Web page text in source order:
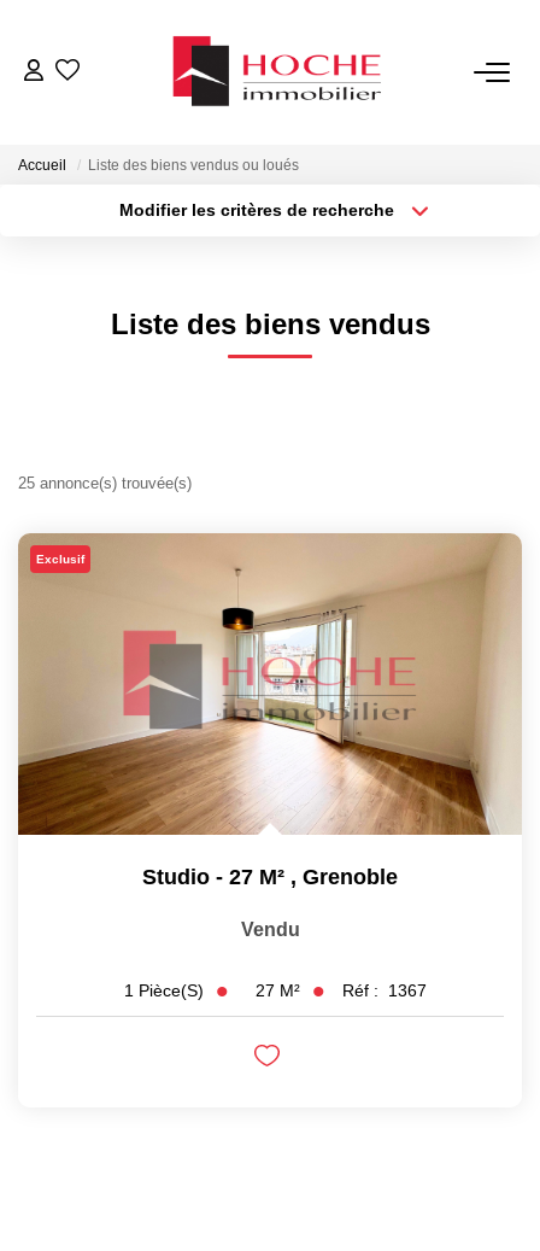
NOTRE AGENCE
Accueil Liste des biens vendus ou loués
Modifier les critères de recherche
Liste des biens vendus
25 annonce(s) trouvée(s)
Exclusif
Studio - 27 M² , Grenoble
Vendu
1 Pièce(s) 27 M² Réf : 1367